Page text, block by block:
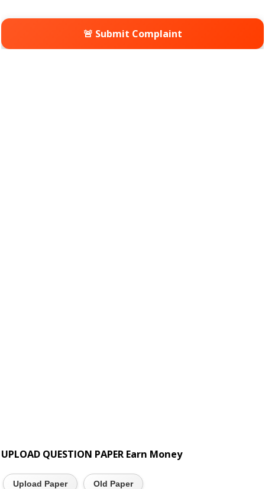
🚨 Submit Complaint
UPLOAD QUESTION PAPER Earn Money
Upload Paper Old Paper